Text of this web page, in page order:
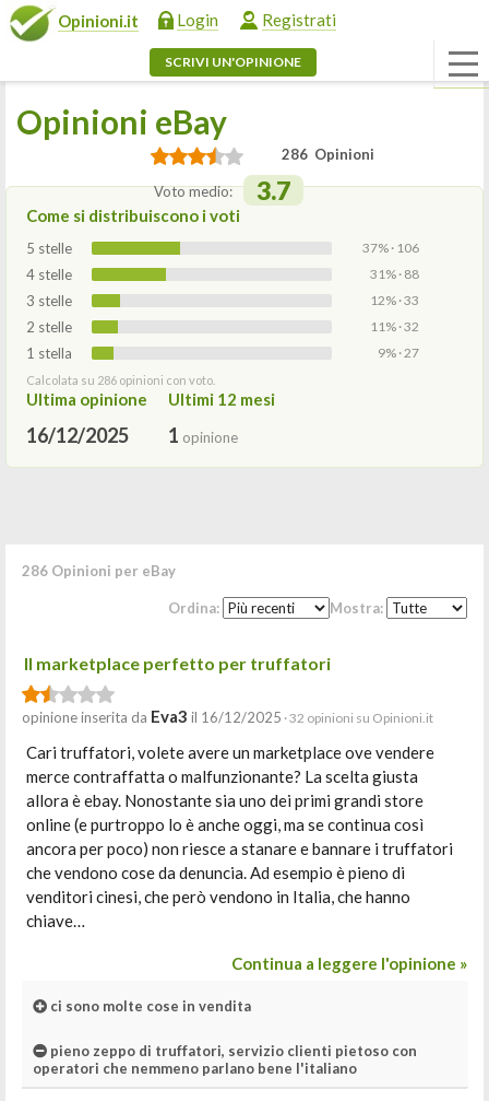
Opinioni.it Login Registrati
SCRIVI UN'OPINIONE
Opinioni eBay
286 Opinioni
Voto medio: 3.7
Come si distribuiscono i voti
5 stelle 37% · 106
4 stelle 31% · 88
3 stelle 12% · 33
2 stelle 11% · 32
1 stella 9% · 27
Calcolata su 286 opinioni con voto.
Ultima opinione
16/12/2025
Ultimi 12 mesi
1 opinione
286 Opinioni per eBay
Ordina: Mostra:
Il marketplace perfetto per truffatori
opinione inserita da Eva3 il 16/12/2025 · 32 opinioni su Opinioni.it
Cari truffatori, volete avere un marketplace ove vendere
merce contraffatta o malfunzionante? La scelta giusta
allora è ebay. Nonostante sia uno dei primi grandi store
online (e purtroppo lo è anche oggi, ma se continua così
ancora per poco) non riesce a stanare e bannare i truffatori
che vendono cose da denuncia. Ad esempio è pieno di
venditori cinesi, che però vendono in Italia, che hanno
chiave…
Continua a leggere l'opinione »
ci sono molte cose in vendita
pieno zeppo di truffatori, servizio clienti pietoso con
operatori che nemmeno parlano bene l'italiano